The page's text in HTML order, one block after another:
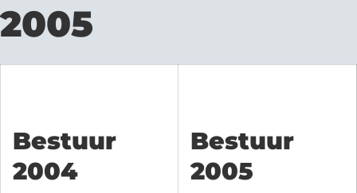
2005
Bestuur
2004
Bestuur
2005